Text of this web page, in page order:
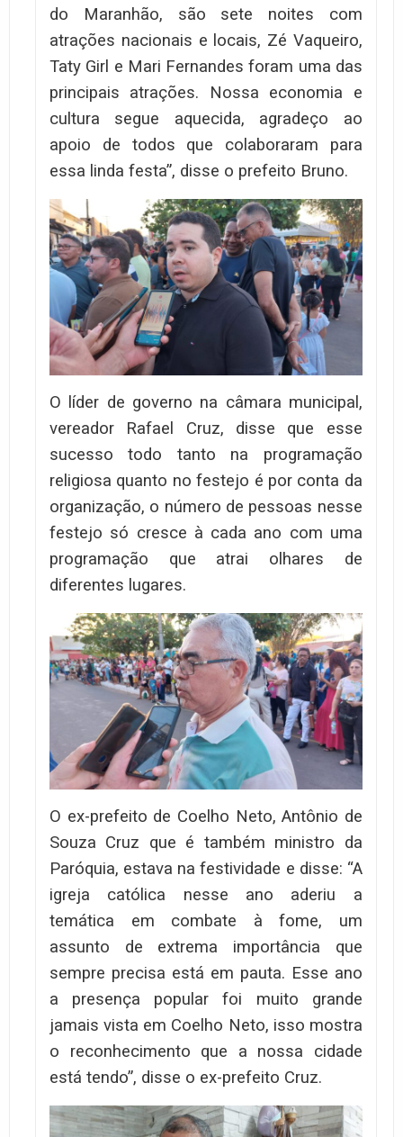
do Maranhão, são sete noites com
atrações nacionais e locais, Zé Vaqueiro,
Taty Girl e Mari Fernandes foram uma das
principais atrações. Nossa economia e
cultura segue aquecida, agradeço ao
apoio de todos que colaboraram para
essa linda festa”, disse o prefeito Bruno.
O líder de governo na câmara municipal,
vereador Rafael Cruz, disse que esse
sucesso todo tanto na programação
religiosa quanto no festejo é por conta da
organização, o número de pessoas nesse
festejo só cresce à cada ano com uma
programação que atrai olhares de
diferentes lugares.
O ex-prefeito de Coelho Neto, Antônio de
Souza Cruz que é também ministro da
Paróquia, estava na festividade e disse: “A
igreja católica nesse ano aderiu a
temática em combate à fome, um
assunto de extrema importância que
sempre precisa está em pauta. Esse ano
a presença popular foi muito grande
jamais vista em Coelho Neto, isso mostra
o reconhecimento que a nossa cidade
está tendo”, disse o ex-prefeito Cruz.